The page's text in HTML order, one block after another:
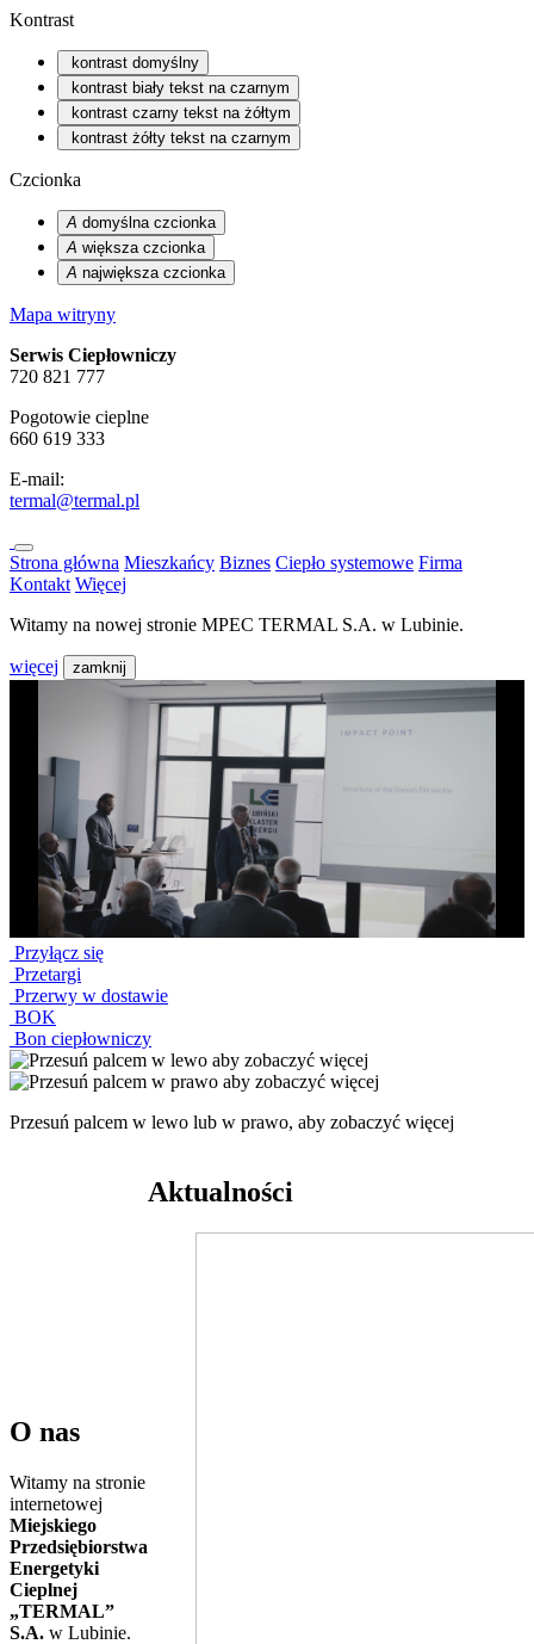
Kontrast
kontrast domyślny
kontrast biały tekst na czarnym
kontrast czarny tekst na żółtym
kontrast żółty tekst na czarnym
Czcionka
A domyślna czcionka
A większa czcionka
A największa czcionka
Mapa witryny
Serwis Ciepłowniczy
720 821 777
Pogotowie cieplne
660 619 333
E-mail:
termal@termal.pl
Strona główna Mieszkańcy Biznes Ciepło systemowe Firma
Kontakt Więcej
Witamy na nowej stronie MPEC TERMAL S.A. w Lubinie.
więcej zamknij
Przyłącz się
Przetargi
Przerwy w dostawie
BOK
Bon ciepłowniczy
Przesuń palcem w lewo lub w prawo, aby zobaczyć więcej
O nas
Witamy na stronie
internetowej
Miejskiego
Przedsiębiorstwa
Energetyki
Cieplnej
„TERMAL”
S.A. w Lubinie.
Aktualności